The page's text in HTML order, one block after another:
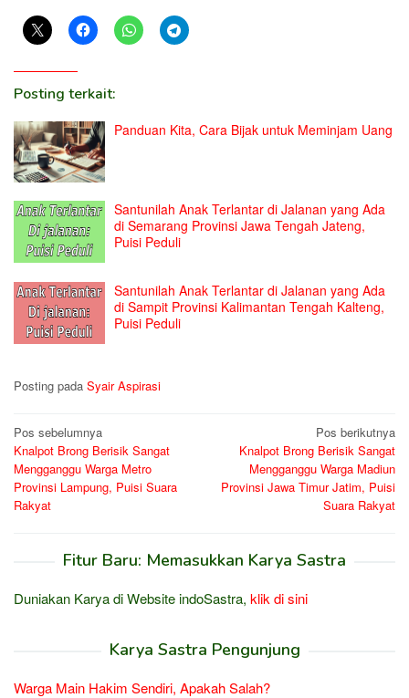
Posting terkait:
Panduan Kita, Cara Bijak untuk Meminjam Uang
Santunilah Anak Terlantar di Jalanan yang Ada
di Semarang Provinsi Jawa Tengah Jateng,
Puisi Peduli
Santunilah Anak Terlantar di Jalanan yang Ada
di Sampit Provinsi Kalimantan Tengah Kalteng,
Puisi Peduli
Posting pada Syair Aspirasi
Navigasi
pos
Pos sebelumnya
Knalpot Brong Berisik Sangat
Mengganggu Warga Metro
Provinsi Lampung, Puisi Suara
Rakyat
Pos berikutnya
Knalpot Brong Berisik Sangat
Mengganggu Warga Madiun
Provinsi Jawa Timur Jatim, Puisi
Suara Rakyat
Fitur Baru: Memasukkan Karya Sastra
Duniakan Karya di Website indoSastra, klik di sini
Karya Sastra Pengunjung
Warga Main Hakim Sendiri, Apakah Salah?